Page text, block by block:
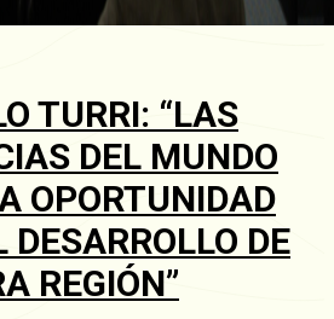
TURRI: “LAS
DEL MUNDO
OPORTUNIDAD
DESARROLLO DE
REGIÓN”